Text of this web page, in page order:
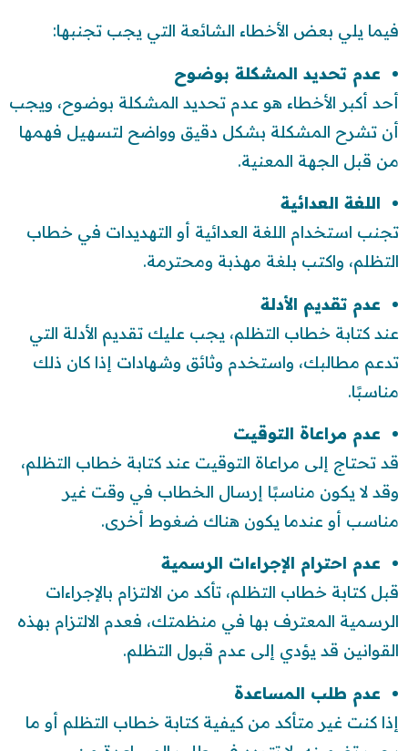
فيما يلي بعض الأخطاء الشائعة التي يجب تجنبها:
عدم تحديد المشكلة بوضوح
أحد أكبر الأخطاء هو عدم تحديد المشكلة بوضوح، ويجب
أن تشرح المشكلة بشكل دقيق وواضح لتسهيل فهمها
من قبل الجهة المعنية.
اللغة العدائية
تجنب استخدام اللغة العدائية أو التهديدات في خطاب
التظلم، واكتب بلغة مهذبة ومحترمة.
عدم تقديم الأدلة
عند كتابة خطاب التظلم، يجب عليك تقديم الأدلة التي
تدعم مطالبك، واستخدم وثائق وشهادات إذا كان ذلك
مناسبًا.
عدم مراعاة التوقيت
قد تحتاج إلى مراعاة التوقيت عند كتابة خطاب التظلم،
وقد لا يكون مناسبًا إرسال الخطاب في وقت غير
مناسب أو عندما يكون هناك ضغوط أخرى.
عدم احترام الإجراءات الرسمية
قبل كتابة خطاب التظلم، تأكد من الالتزام بالإجراءات
الرسمية المعترف بها في منظمتك، فعدم الالتزام بهذه
القوانين قد يؤدي إلى عدم قبول التظلم.
عدم طلب المساعدة
إذا كنت غير متأكد من كيفية كتابة خطاب التظلم أو ما